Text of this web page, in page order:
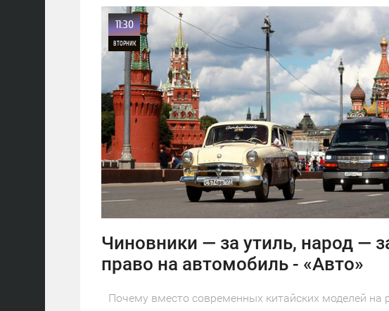
11:30
ВТОРНИК
0
27
Чиновники — за утиль, народ —
право на автомобиль - «Авто»
Почему вместо современных китайских моделей на